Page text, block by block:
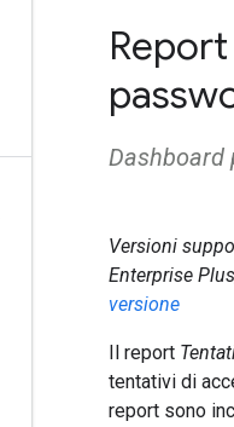
Dashboard
Versioni
Enterprise
versione
Il report
tentativi di
report sono